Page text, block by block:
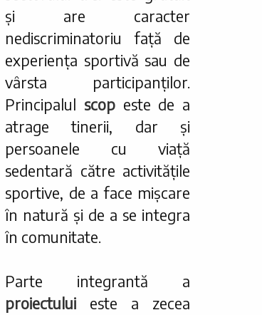
și are caracter
nediscriminatoriu față de
experiența sportivă sau de
vârsta participanților.
Principalul scopeste de a
atrage tinerii, dar și
persoanele cu viață
sedentară către activitățile
sportive, de a face mișcare
în natură și de a se integra
în comunitate.
Parte integrantă a
proiectului este a zecea